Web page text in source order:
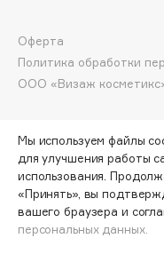
Dorco
DP Daily Perfection
Dr. Vranjes Firenze
Dr.Ceuracle
Dr.Jart+
DSD de Luxe
Dyson
СООБЩИТЬ О
ООО «Визаж
Оферта
Политика обработки
Мы используем файлы
для улучшения работы
использования.
«Принять», вы
вашего браузера и
персональных данных.